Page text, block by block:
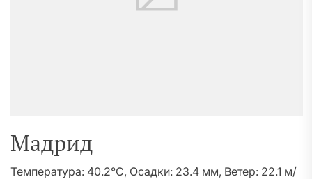
Мадрид
Температура: 40.2°C, Осадки: 23.4 мм, Ветер: 22.1 м/